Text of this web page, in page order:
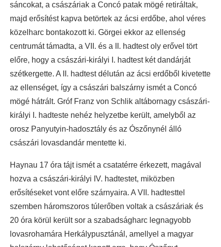
sáncokat, a császáriak a Concó patak mögé retiráltak,
majd erősítést kapva betörtek az ácsi erdőbe, ahol véres
közelharc bontakozott ki. Görgei ekkor az ellenség
centrumát támadta, a VII. és a II. hadtest oly erővel tört
előre, hogy a császári-királyi I. hadtest két dandárját
szétkergette. A II. hadtest délután az ácsi erdőből kivetette
az ellenséget, így a császári balszárny ismét a Concó
mögé hátrált. Gróf Franz von Schlik altábornagy császári-
királyi I. hadteste nehéz helyzetbe került, amelyből az
orosz Panyutyin-hadosztály és az Ószőnynél álló
császári lovasdandár mentette ki.
Haynau 17 óra tájt ismét a csatatérre érkezett, magával
hozva a császári-királyi IV. hadtestet, miközben
erősítéseket vont előre szárnyaira. A VII. hadtesttel
szemben háromszoros túlerőben voltak a császáriak és
20 óra körül került sor a szabadságharc legnagyobb
lovasrohamára Herkálypusztánál, amellyel a magyar